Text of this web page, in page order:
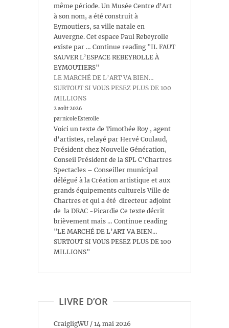
même période. Un Musée Centre d’Art
à son nom, a été construit à
Eymoutiers, sa ville natale en
Auvergne. Cet espace Paul Rebeyrolle
existe par … Continue reading "IL FAUT
SAUVER L’ESPACE REBEYROLLE À
EYMOUTIERS"
LE MARCHÉ DE L’ART VA BIEN…
SURTOUT SI VOUS PESEZ PLUS DE 100
MILLIONS
2 août 2026
par nicole Esterolle
Voici un texte de Timothée Roy , agent
d’artistes, relayé par Hervé Coulaud,
Président chez Nouvelle Génération,
Conseil Président de la SPL C’Chartres
Spectacles – Conseiller municipal
délégué à la Création artistique et aux
grands équipements culturels Ville de
Chartres et qui a été directeur adjoint
de la DRAC -Picardie Ce texte décrit
brièvement mais … Continue reading
"LE MARCHÉ DE L’ART VA BIEN…
SURTOUT SI VOUS PESEZ PLUS DE 100
MILLIONS"
LIVRE D’OR
CraigligWU / 14 mai 2026